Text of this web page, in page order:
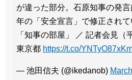
が違った部分。石原知事の発
年の「安全宣言」で修正され
「知事の部屋」 ／ 記者会見（
東京都 https://t.co/
— 池田信夫 (@ikedanob)